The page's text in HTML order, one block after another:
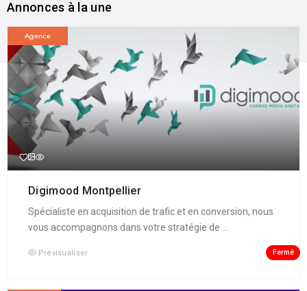
Annonces à la une
Agence
Digimood Montpellier
Spécialiste en acquisition de trafic et en conversion, nous
vous accompagnons dans votre stratégie de ...
Prévisualiser Fermé